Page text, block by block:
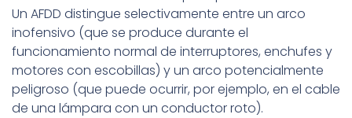
Un AFDD distingue selectivamente entre un arco
inofensivo (que se produce durante el
funcionamiento normal de interruptores, enchufes y
motores con escobillas) y un arco potencialmente
peligroso (que puede ocurrir, por ejemplo, en el cable
de una lámpara con un conductor roto).